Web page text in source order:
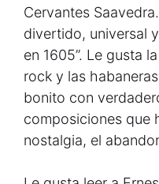
Cervantes
divertido, universal
en 1605”. Le gusta
rock y las
bonito con
composiciones que
nostalgia, el